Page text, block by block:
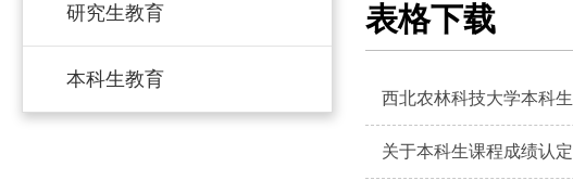
研究生教育
本科生教育
表格下载
西北农林科技大学本科
关于本科生课程成绩认